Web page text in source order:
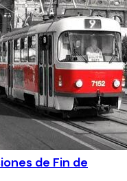
de Fin de